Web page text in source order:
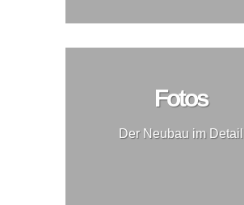
Fotos
Der Neubau im Detail